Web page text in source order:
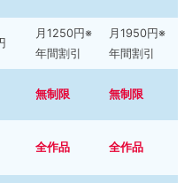
月1250円※
年間割引
月1950円※
年間割引
無制限 無制限
全作品 全作品